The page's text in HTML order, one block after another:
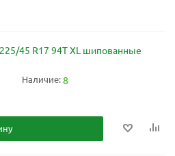
45 R17 94T XL шипованные
Наличие:8